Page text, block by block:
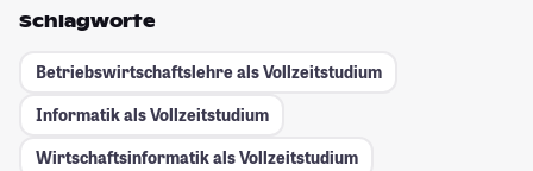
Schlagworte
Betriebswirtschaftslehre als Vollzeitstudium
Informatik als Vollzeitstudium
Wirtschaftsinformatik als Vollzeitstudium